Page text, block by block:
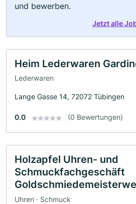
und bewerben.
Jetzt alle
Heim Lederwaren
Lederwaren
Lange Gasse 14, 72072 Tübingen
0.0 (0 Bewertungen)
Holzapfel Uhren- und
Schmuckfachgeschäft
Uhren · Schmuck